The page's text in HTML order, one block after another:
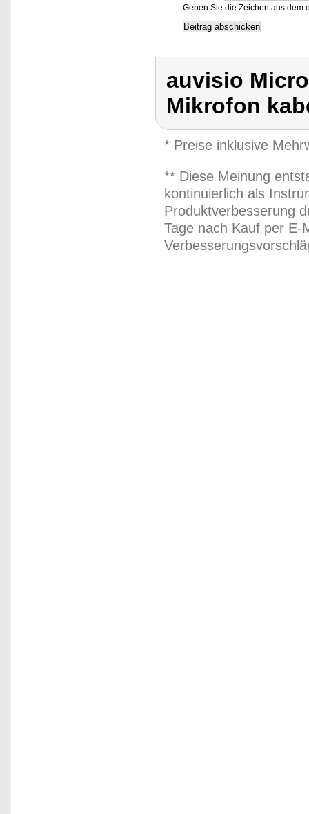
Geben Sie die Zeichen aus dem
auvisio
Mikrofon
* Preise inklusive
** Diese Meinung
kontinuierlich als
Produktverbesserung
Tage nach Kauf per E-